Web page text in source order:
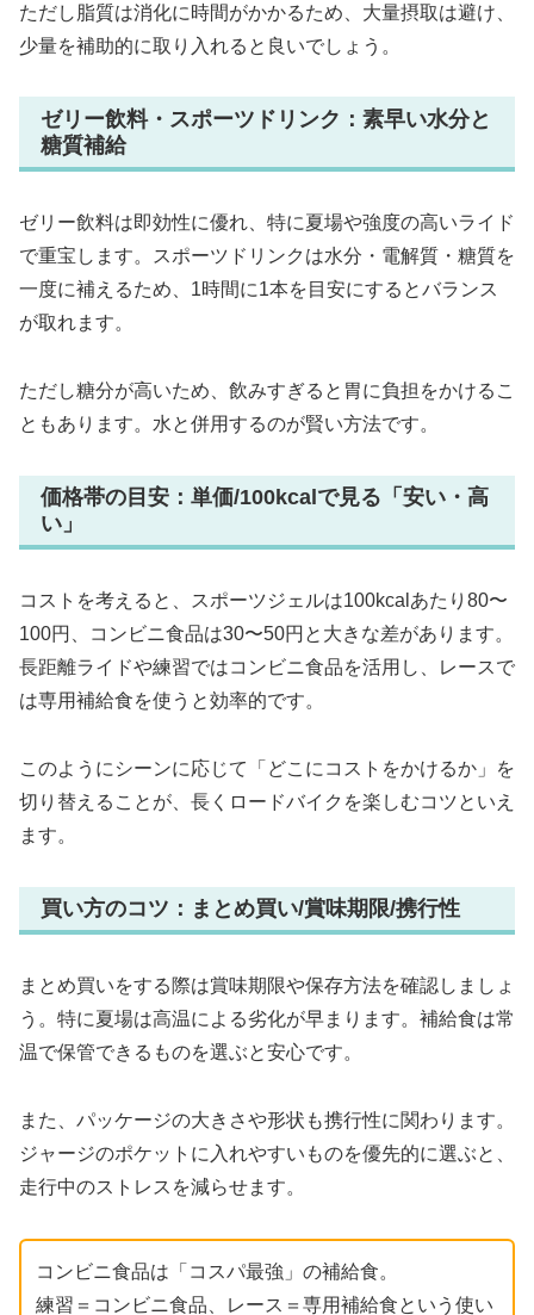
ただし脂質は消化に時間がかかるため、大量摂取は避け、
少量を補助的に取り入れると良いでしょう。
ゼリー飲料・スポーツドリンク：素早い水分と
糖質補給
ゼリー飲料は即効性に優れ、特に夏場や強度の高いライド
で重宝します。スポーツドリンクは水分・電解質・糖質を
一度に補えるため、1時間に1本を目安にするとバランス
が取れます。
ただし糖分が高いため、飲みすぎると胃に負担をかけるこ
ともあります。水と併用するのが賢い方法です。
価格帯の目安：単価/100kcalで見る「安い・高
い」
コストを考えると、スポーツジェルは100kcalあたり80〜
100円、コンビニ食品は30〜50円と大きな差があります。
長距離ライドや練習ではコンビニ食品を活用し、レースで
は専用補給食を使うと効率的です。
このようにシーンに応じて「どこにコストをかけるか」を
切り替えることが、長くロードバイクを楽しむコツといえ
ます。
買い方のコツ：まとめ買い/賞味期限/携行性
まとめ買いをする際は賞味期限や保存方法を確認しましょ
う。特に夏場は高温による劣化が早まります。補給食は常
温で保管できるものを選ぶと安心です。
また、パッケージの大きさや形状も携行性に関わります。
ジャージのポケットに入れやすいものを優先的に選ぶと、
走行中のストレスを減らせます。
コンビニ食品は「コスパ最強」の補給食。
練習＝コンビニ食品、レース＝専用補給食という使い